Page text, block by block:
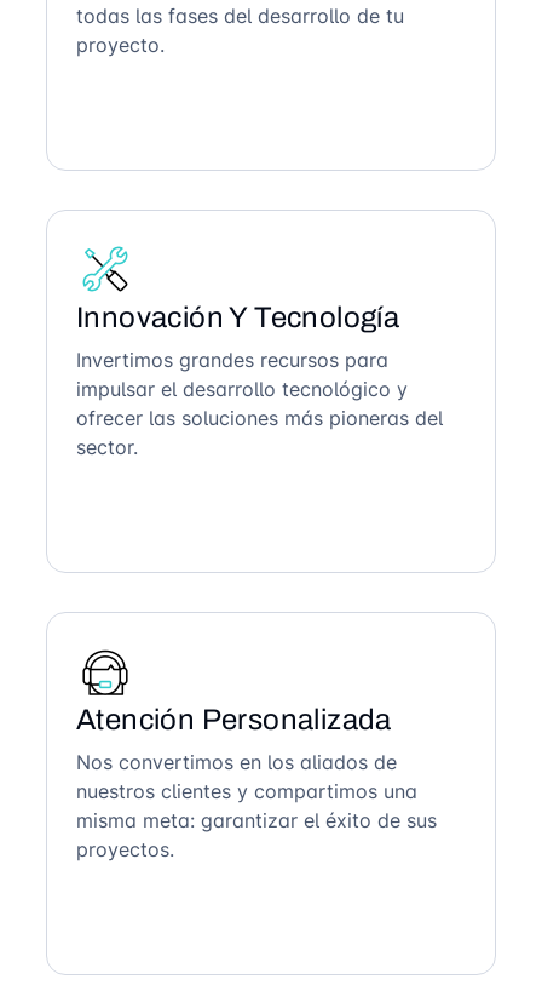
todas las fases del desarrollo de tu
proyecto.
Innovación Y Tecnología
Invertimos grandes recursos para
impulsar el desarrollo tecnológico y
ofrecer las soluciones más pioneras del
sector.
Atención Personalizada
Nos convertimos en los aliados de
nuestros clientes y compartimos una
misma meta: garantizar el éxito de sus
proyectos.